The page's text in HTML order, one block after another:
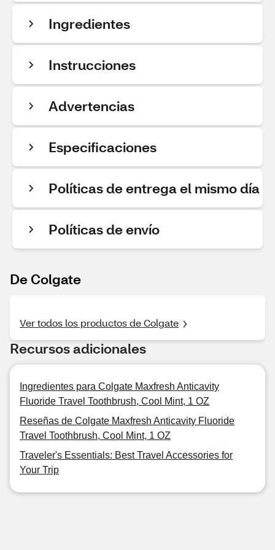
Ingredientes
Instrucciones
Advertencias
Especificaciones
Políticas de entrega el mismo día
Políticas de envío
De Colgate
Ver todos los productos de Colgate
Recursos adicionales
Ingredientes para Colgate Maxfresh Anticavity
Fluoride Travel Toothbrush, Cool Mint, 1 OZ
Reseñas de Colgate Maxfresh Anticavity Fluoride
Travel Toothbrush, Cool Mint, 1 OZ
Traveler's Essentials: Best Travel Accessories for
Your Trip